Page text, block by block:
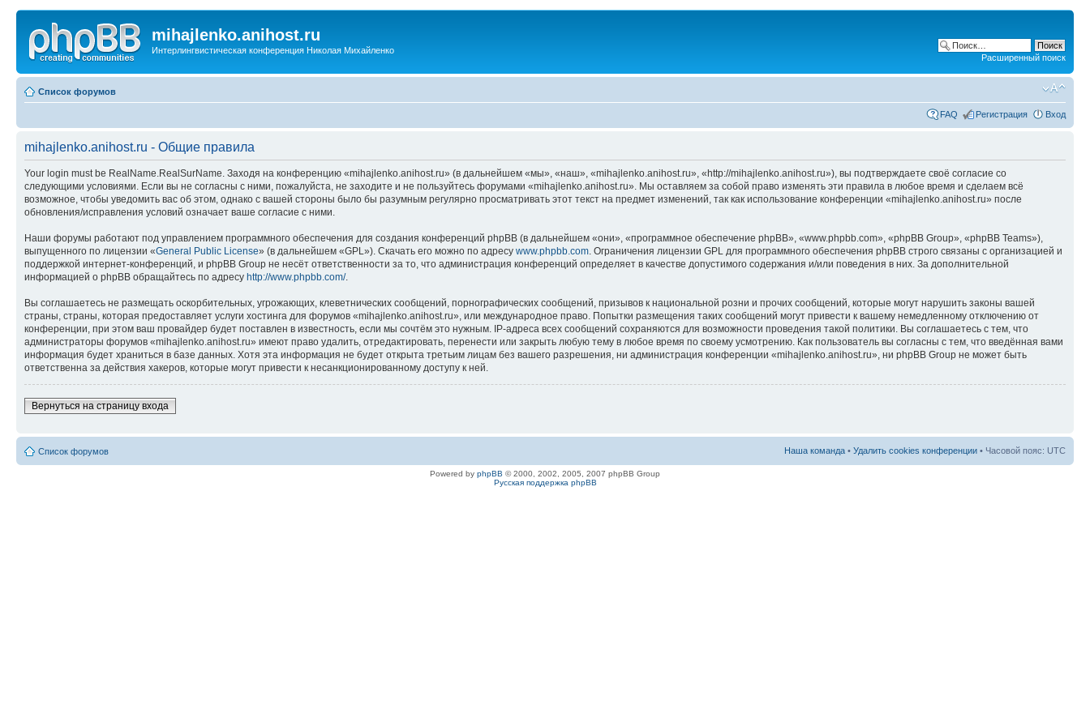
mihajlenko.anihost.ru
Интерлингвистическая конференция Николая Михайленко
Расширенный поиск
Список форумов
FAQ Регистрация Вход
mihajlenko.anihost.ru - Общие правила
Your login must be RealName.RealSurName. Заходя на конференцию «mihajlenko.anihost.ru» (в дальнейшем «мы», «наш», «mihajlenko.anihost.ru», «http://mihajlenko.anihost.ru»), вы подтверждаете своё согласие со
следующими условиями. Если вы не согласны с ними, пожалуйста, не заходите и не пользуйтесь форумами «mihajlenko.anihost.ru». Мы оставляем за собой право изменять эти правила в любое время и сделаем всё
возможное, чтобы уведомить вас об этом, однако с вашей стороны было бы разумным регулярно просматривать этот текст на предмет изменений, так как использование конференции «mihajlenko.anihost.ru» после
обновления/исправления условий означает ваше согласие с ними.
Наши форумы работают под управлением программного обеспечения для создания конференций phpBB (в дальнейшем «они», «программное обеспечение phpBB», «www.phpbb.com», «phpBB Group», «phpBB Teams»),
выпущенного по лицензии «General Public License» (в дальнейшем «GPL»). Скачать его можно по адресу www.phpbb.com . Ограничения лицензии GPL для программного обеспечения phpBB строго связаны с организацией и
поддержкой интернет-конференций, и phpBB Group не несёт ответственности за то, что администрация конференций определяет в качестве допустимого содержания и/или поведения в них. За дополнительной
информацией о phpBB обращайтесь по адресу http://www.phpbb.com/.
Вы соглашаетесь не размещать оскорбительных, угрожающих, клеветнических сообщений, порнографических сообщений, призывов к национальной розни и прочих сообщений, которые могут нарушить законы вашей
страны, страны, которая предоставляет услуги хостинга для форумов «mihajlenko.anihost.ru», или международное право. Попытки размещения таких сообщений могут привести к вашему немедленному отключению от
конференции, при этом ваш провайдер будет поставлен в известность, если мы сочтём это нужным. IP-адреса всех сообщений сохраняются для возможности проведения такой политики. Вы соглашаетесь с тем, что
администраторы форумов «mihajlenko.anihost.ru» имеют право удалить, отредактировать, перенести или закрыть любую тему в любое время по своему усмотрению. Как пользователь вы согласны с тем, что введённая вами
информация будет храниться в базе данных. Хотя эта информация не будет открыта третьим лицам без вашего разрешения, ни администрация конференции «mihajlenko.anihost.ru», ни phpBB Group не может быть
ответственна за действия хакеров, которые могут привести к несанкционированному доступу к ней.
Вернуться на страницу входа
Список форумов Наша команда • Удалить cookies конференции • Часовой пояс: UTC
Powered by phpBB © 2000, 2002, 2005, 2007 phpBB Group
Русская поддержка phpBB